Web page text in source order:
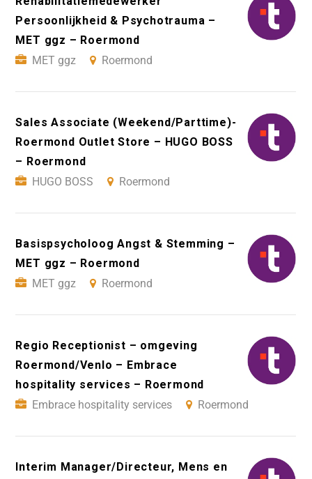
Persoonlijkheid & Psychotrauma –
MET ggz – Roermond
MET ggz
Roermond
Sales Associate (Weekend/Parttime)-
Roermond Outlet Store – HUGO BOSS
– Roermond
HUGO BOSS
Roermond
Basispsycholoog Angst & Stemming –
MET ggz – Roermond
MET ggz
Roermond
Regio Receptionist – omgeving
Roermond/Venlo – Embrace
hospitality services – Roermond
Embrace hospitality services
Roermond
Interim Manager/Directeur, Mens en